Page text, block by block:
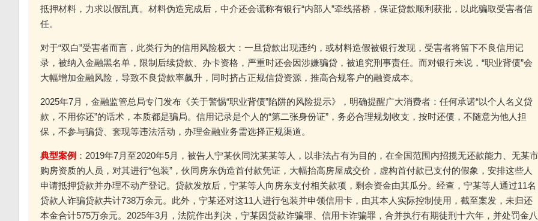
抵押材料，力求以假乱真。材料伪造完成后，中介还会谎称有银行“内部人”牵线搭桥，保证贷款顺利获批，以此骗取受害者信
任。
对于“双白”受害者而言，此类行为的信用风险极大：一旦贷款出现违约，或材料造假被银行发现，受害者将留下不良信用记
录，被纳入金融黑名单，限制后续贷款、办卡资格，严重时还会因涉嫌骗贷，被追究刑事责任。而对银行来说，“职业背债”会
大幅增加金融风险，导致不良贷款率飙升，同时挤占正规信贷资源，推高合规客户的融资成本。
2025年7月，金融监管总局专门发布《关于警惕“职业背债”陷阱的风险提示》，明确提醒广大消费者：任何承诺“以个人名义贷
款，不用你还”的话术，本质都是骗局。信用记录是个人的“第二张身份证”，务必合理规划收支，按时还债，不随意为他人担
保，不参与骗贷、套现等违法活动，办理金融业务需选择正规渠道。
典型案例 ：2019年7月至2020年5月，被告人宁某伙同沈某某等人，以非法占有为目的，在全国范围内招揽无还款能力、无某市
购房资质的人员，对其进行“包装”，伙同房东伪造首付款凭证，大幅抬高房屋成交价，虚构首付款已支付的假象，安排这些人
申请抵押贷款并办理不动产登记。贷款发放后，宁某等人向房东支付相关款项，剩余资金由其瓜分。经查，宁某等人通过11名
贷款人诈骗贷款共计738万余元。此外，宁某还对这11人进行包装并申领信用卡，由其本人实际控制使用，截至案发，未归还
本金合计575万余元。2025年3月，法院作出判决，宁某因贷款诈骗罪、信用卡诈骗罪，合并执行有期徒刑十六年，并处罚金八